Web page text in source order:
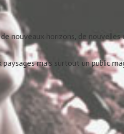
nouveaux horizons, de nouvelles
mais surtout un public